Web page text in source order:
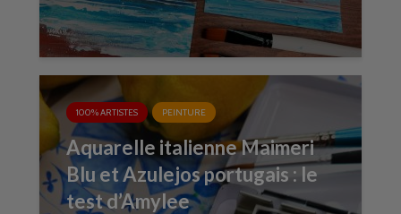
100% ARTISTES PEINTURE
Aquarelle italienne Maimeri
Blu et Azulejos portugais : le
test d’Amylee